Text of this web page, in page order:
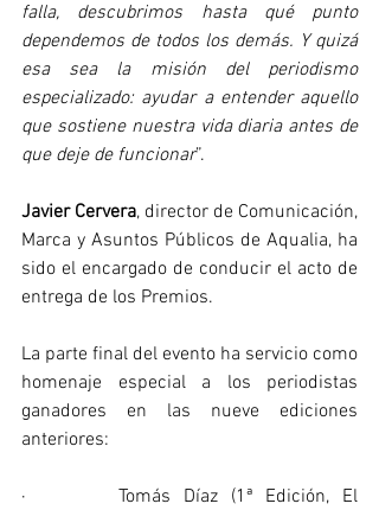
falla, descubrimos hasta qué punto
dependemos de todos los demás. Y quizá
esa sea la misión del periodismo
especializado: ayudar a entender aquello
que sostiene nuestra vida diaria antes de
que deje de funcionar”.
Javier Cervera, director de Comunicación,
Marca y Asuntos Públicos de Aqualia, ha
sido el encargado de conducir el acto de
entrega de los Premios.
La parte final del evento ha servicio como
homenaje especial a los periodistas
ganadores en las nueve ediciones
anteriores:
·       Tomás Díaz (1ª Edición, El